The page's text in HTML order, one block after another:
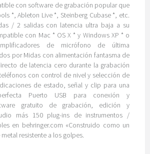
con software de grabación popular que
*, Ableton Live *, Steinberg Cubase *, etc.
/ 2 salidas con latencia ultra baja a su
con Mac * OS X * y Windows XP * o
de micrófono de última
por Midas con alimentación fantasma de
de latencia cero durante la grabación
con control de nivel y selección de
de estado, señal y clip para una
Puerto USB para conexión y
gratuito de grabación, edición y
más 150 plug-ins de instrumentos /
en behringer.com «Construido como un
resistente a los golpes.